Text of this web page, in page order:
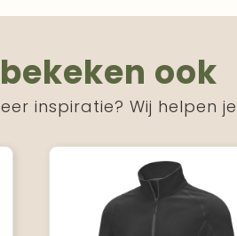
ook
inspiratie? Wij helpen